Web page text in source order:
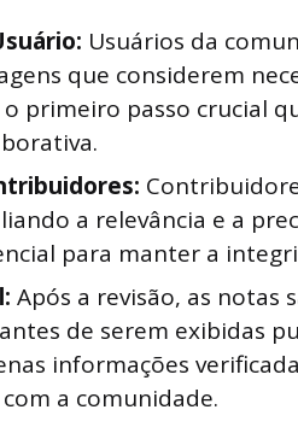
Usuários da
que considerem
o primeiro passo crucial
a relevância e a
para manter a
Após a revisão, as notas
de serem exibidas
informações
a comunidade.